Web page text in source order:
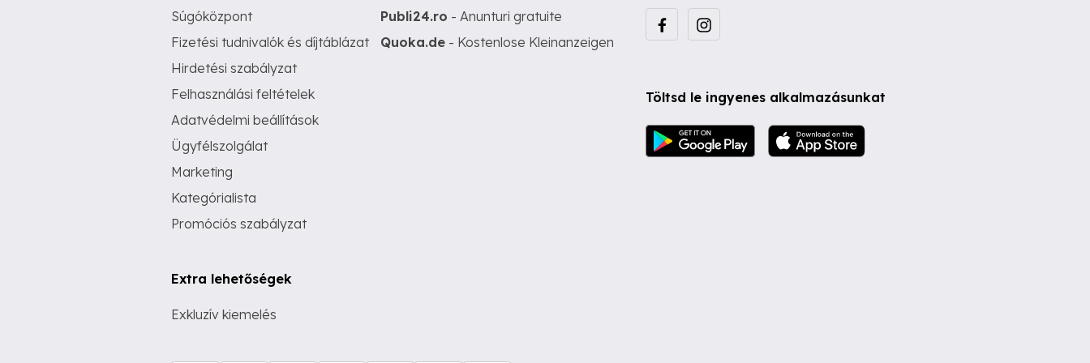
Súgóközpont
Fizetési tudnivalók és díjtáblázat
Hirdetési szabályzat
Felhasználási feltételek
Adatvédelmi beállítások
Ügyfélszolgálat
Marketing
Kategórialista
Promóciós szabályzat
Extra lehetőségek
Exkluzív kiemelés
Publi24.ro - Anunturi gratuite
Quoka.de - Kostenlose Kleinanzeigen
Töltsd le ingyenes alkalmazásunkat